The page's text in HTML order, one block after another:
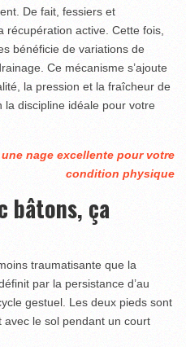
De fait, fessiers et
active. Cette fois,
bénéficie de variations de
Ce mécanisme s’ajoute
la pression et la fraîcheur de
la discipline idéale pour votre
nage excellente pour votre
condition physique
bâtons, ça
traumatisante que la
par la persistance d’au
gestuel. Les deux pieds sont
le sol pendant un court